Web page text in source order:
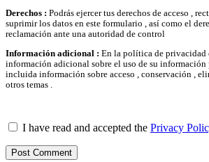
Derechos : Podrás ejercer tus derechos de acceso ,
suprimir los datos en este formulario , así como el
reclamación ante una autoridad de control
Información adicional : En la política de privacidad
información adicional sobre el uso de su información
incluida información sobre acceso , conservación ,
otros temas .
I have read and accepted the Privacy